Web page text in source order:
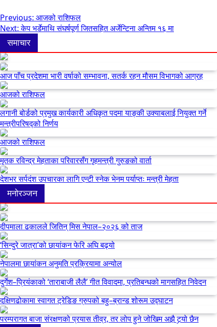
Post
navigation
Previous: आजको राशिफल
Next:केप भर्डेमाथि संघर्षपूर्ण जितसहित अर्जेन्टिना अन्तिम १६ मा
समाचार
आज पाँच प्रदेशमा भारी वर्षाको सम्भावना, सतर्क रहन मौसम विभागको आग्रह
आजको राशिफल
लगानी बोर्डको प्रमुख कार्यकारी अधिकृत पदमा याङ्की उक्याबलाई नियुक्त गर्ने
मन्त्रीपरिषद्को निर्णय
आजको राशिफल
मृतक रविन्द्र मेहताका परिवारसँग गृहमन्त्री गुरुङको वार्ता
देशभर सर्पदंश उपचारका लागि एन्टी स्नेक भेनम पर्याप्तः मन्त्री मेहता
मनोरञ्जन
दीपमाला ढकालले जितिन् मिस नेपाल–२०२६ को ताज
‘सिन्दुरे जात्रा’को छायांकन फेरि अघि बढ्यो
नेपालमा छायांकन अनुमति प्रक्रियामा अन्योल
दुर्गेश–प्रियंकाको ‘ताराबाजी लैलै’ गीत विवादमा, प्रतिबन्धको मागसहित निवेदन
दक्षिणढोकामा स्वागत ट्रेडिङ ग्रुपको बहु–ब्रान्ड शोरूम उद्घाटन
परम्परागत बाजा संरक्षणको प्रयास तीव्र, तर लोप हुने जोखिम अझै टर्‍यो छैन